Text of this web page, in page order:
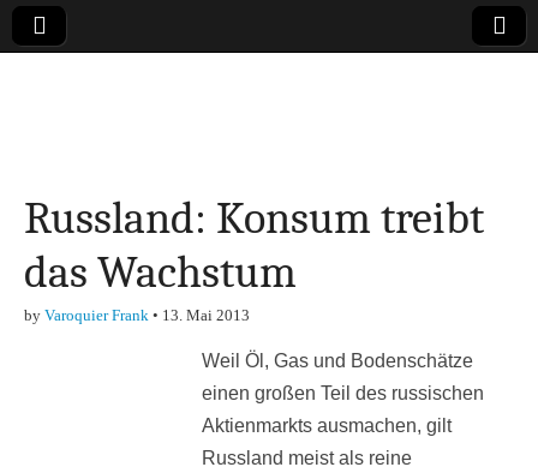
Finanzen,
Marketing-, Vertrieb-
& Investment-Tipps
Russland: Konsum treibt
das Wachstum
by Varoquier Frank • 13. Mai 2013
Weil Öl, Gas und Bodenschätze
einen großen Teil des russischen
Aktienmarkts ausmachen, gilt
Russland meist als reine